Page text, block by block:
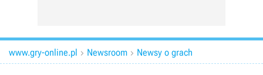
www.gry-online.pl  Newsroom  Newsy o grach